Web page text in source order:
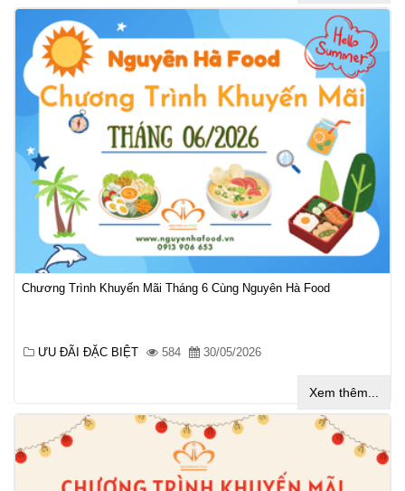
Chương Trình Khuyến Mãi Tháng 6 Cùng Nguyên Hà Food
ƯU ĐÃI ĐẶC BIỆT 584 30/05/2026
Xem thêm...